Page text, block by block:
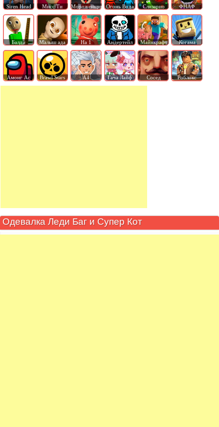
Siren Head Мисс Ти Мороженщик Огонь Вода Слизарио ФНАФ
Балди Малыш ада На 1 Андертейл Майнкрафт Когама
Амонг Ас Brawl Stars А4 Гача Лайф Сосед Роблокс
Одевалка Леди Баг и Супер Кот